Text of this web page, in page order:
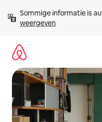
direct
naar
Sommige informatie is
weergeven